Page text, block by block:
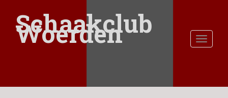
a
Schaakclub
Woerden